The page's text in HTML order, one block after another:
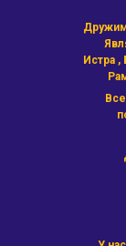
Истра